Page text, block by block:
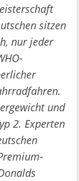
sitzen
nur jeder
und
2. Experten